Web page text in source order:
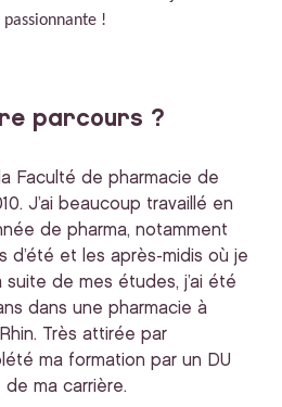
!
parcours ?
Faculté de pharmacie de
J’ai beaucoup travaillé en
de pharma, notamment
d’été et les après-midis où je
suite de mes études, j’ai été
dans une pharmacie à
Très attirée par
ma formation par un DU
ma carrière.